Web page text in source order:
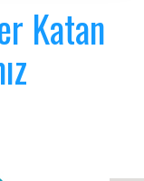
Katan